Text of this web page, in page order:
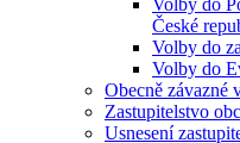
Volby do
České
Volby do
Volby do
Obecně závazné
Zastupitelstvo
Usnesení